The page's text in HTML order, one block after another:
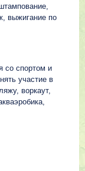
выжигание по
со спортом и
участие в
воркаут,